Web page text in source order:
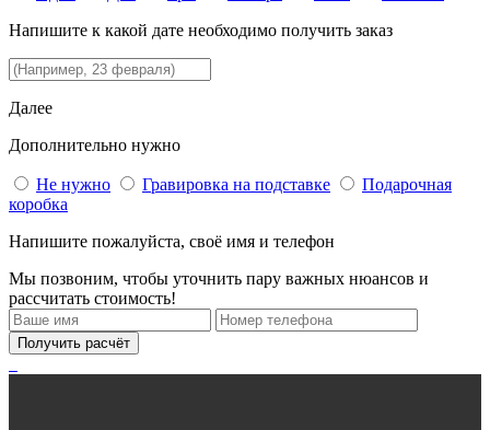
Напишите к какой дате необходимо получить заказ
Далее
Дополнительно нужно
Не нужно Гравировка на подставке
Подарочная
коробка
Напишите пожалуйста, своё имя и телефон
Мы позвоним, чтобы уточнить пару важных нюансов и
рассчитать стоимость!
Получить расчёт